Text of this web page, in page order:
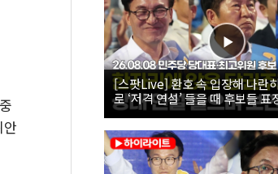
[스팟Live] 환호 속 입장해 나란
로 ‘저격 연설’ 들을 때 후보들 표
26.08.08 더불어민주당 당대표·
보 인천 합동연설회